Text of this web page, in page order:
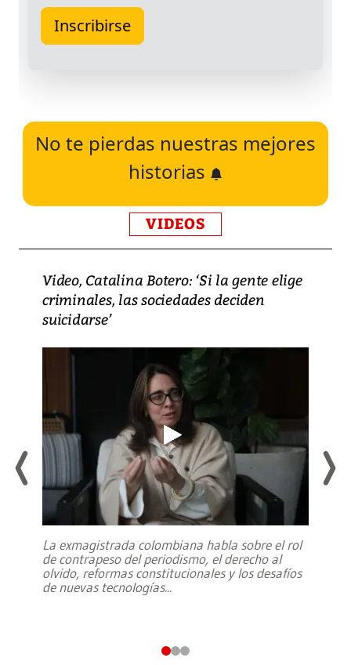
No te pierdas nuestras mejores
historias
VIDEOS
Video, Catalina Botero: ‘Si la gente elige
criminales, las sociedades deciden
suicidarse’
La exmagistrada colombiana habla sobre el rol
de contrapeso del periodismo, el derecho al
olvido, reformas constitucionales y los desafíos
de nuevas tecnologías...